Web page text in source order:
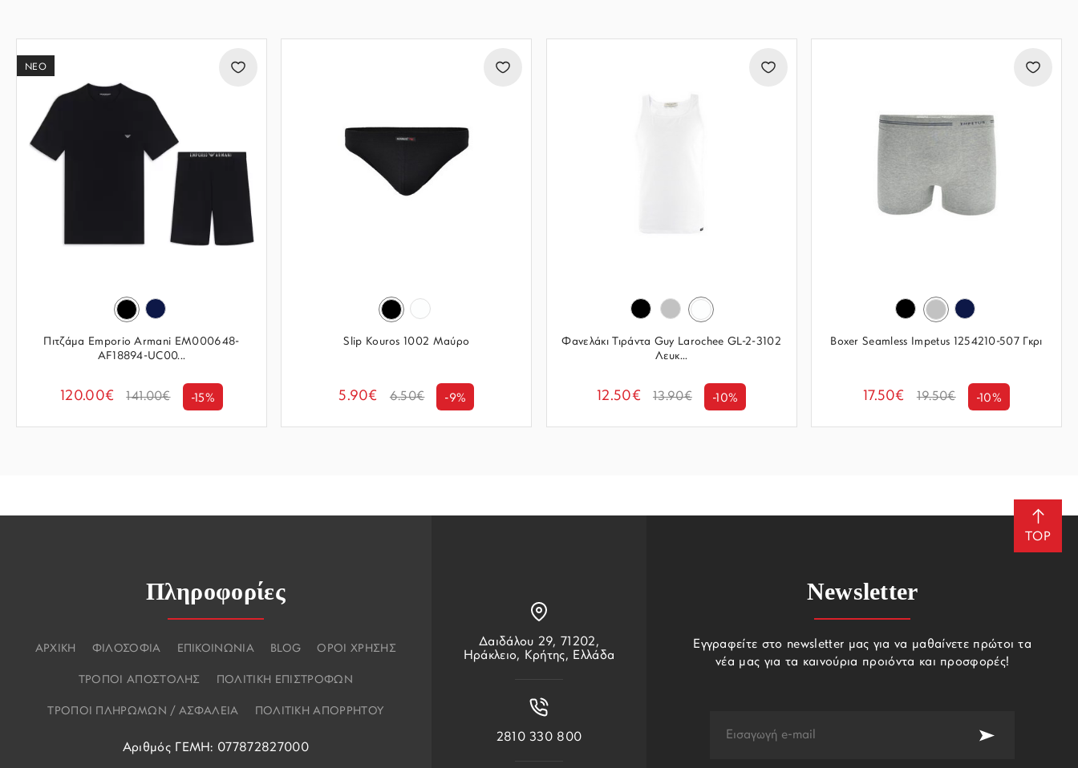
ΝΕΟ
Πιτζάμα Emporio Armani EM000648-
AF18894-UC00...
120.00€ 141.00€ -15%
Slip Kouros 1002 Μαύρο
5.90€ 6.50€ -9%
Φανελάκι Τιράντα Guy Larochee GL-2-3102
Λευκ...
12.50€ 13.90€ -10%
Boxer Seamless Impetus 1254210-507 Γκρι
17.50€ 19.50€ -10%
TOP
Πληροφορίες
ΑΡΧΙΚΗ ΦΙΛΟΣΟΦΙΑ ΕΠΙΚΟΙΝΩΝΙΑ BLOG ΟΡΟΙ ΧΡΗΣΗΣ
ΤΡΟΠΟΙ ΑΠΟΣΤΟΛΗΣ ΠΟΛΙΤΙΚΗ ΕΠΙΣΤΡΟΦΩΝ
ΤΡΟΠΟΙ ΠΛΗΡΩΜΩΝ / ΑΣΦΑΛΕΙΑ ΠΟΛΙΤΙΚΗ ΑΠΟΡΡΗΤΟΥ
Αριθμός ΓΕΜΗ: 077872827000
Δαιδάλου 29, 71202,
Ηράκλειο, Κρήτης, Ελλάδα
2810 330 800
Newsletter
Εγγραφείτε στο newsletter μας για να μαθαίνετε πρώτοι τα
νέα μας για τα καινούρια προιόντα και προσφορές!